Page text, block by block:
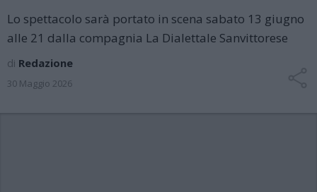
Lo spettacolo sarà portato in scena sabato 13 giugno
alle 21 dalla compagnia La Dialettale Sanvittorese
di Redazione
30 Maggio 2026